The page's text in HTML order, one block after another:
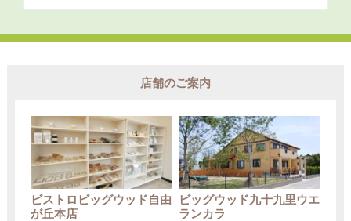
店舗のご案内
ビストロビッグウッド自由
が丘本店
ビッグウッド九十九里ウエ
ランカラ